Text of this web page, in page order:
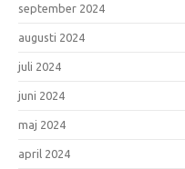
september 2024
augusti 2024
juli 2024
juni 2024
maj 2024
april 2024